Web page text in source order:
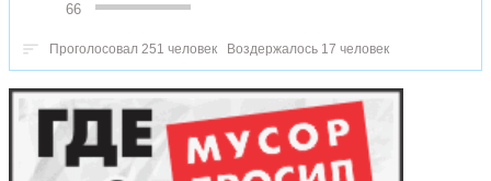
66
Проголосовал 251 человек Воздержалось 17 человек